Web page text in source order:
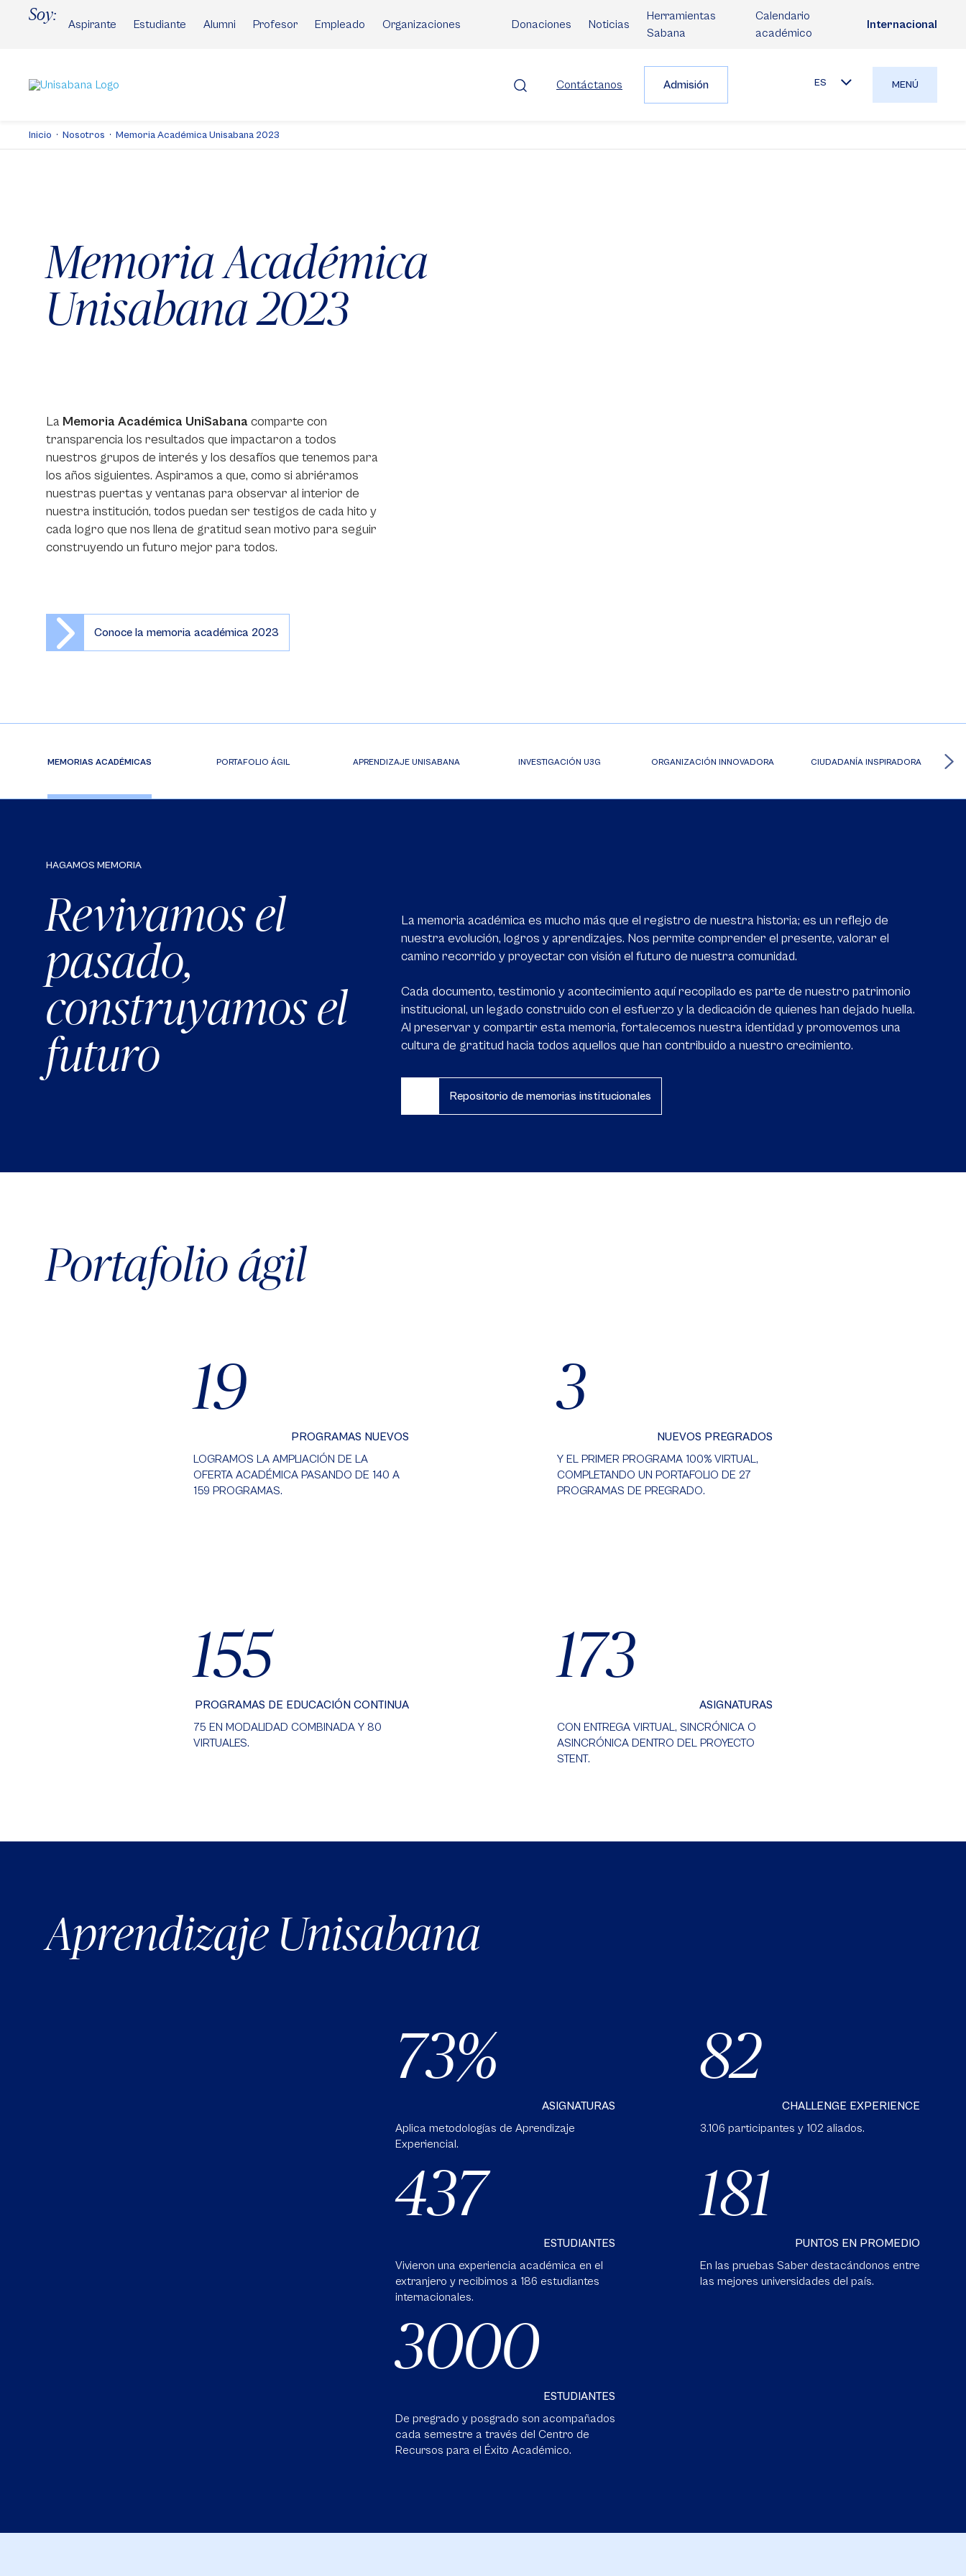
Soy:
Aspirante Estudiante Alumni Profesor Empleado Organizaciones Donaciones Noticias
Herramientas
Sabana
Calendario
académico
Internacional
Contáctanos Admisión ES MENÚ
Inicio Nosotros Memoria Académica Unisabana 2023
Memoria Académica
Unisabana 2023
La Memoria Académica UniSabana comparte con
transparencia los resultados que impactaron a todos
nuestros grupos de interés y los desafíos que tenemos para
los años siguientes. Aspiramos a que, como si abriéramos
nuestras puertas y ventanas para observar al interior de
nuestra institución, todos puedan ser testigos de cada hito y
cada logro que nos llena de gratitud sean motivo para seguir
construyendo un futuro mejor para todos.
Conoce la memoria académica 2023
MEMORIAS ACADÉMICAS PORTAFOLIO ÁGIL APRENDIZAJE UNISABANA INVESTIGACIÓN U3G ORGANIZACIÓN INNOVADORA CIUDADANÍA INSPIRADORA
HAGAMOS MEMORIA
Revivamos el
pasado,
construyamos el
futuro
La memoria académica es mucho más que el registro de nuestra historia; es un reflejo de
nuestra evolución, logros y aprendizajes. Nos permite comprender el presente, valorar el
camino recorrido y proyectar con visión el futuro de nuestra comunidad.
Cada documento, testimonio y acontecimiento aquí recopilado es parte de nuestro patrimonio
institucional, un legado construido con el esfuerzo y la dedicación de quienes han dejado huella.
Al preservar y compartir esta memoria, fortalecemos nuestra identidad y promovemos una
cultura de gratitud hacia todos aquellos que han contribuido a nuestro crecimiento.
Repositorio de memorias institucionales
Portafolio ágil
19
PROGRAMAS NUEVOS
LOGRAMOS LA AMPLIACIÓN DE LA
OFERTA ACADÉMICA PASANDO DE 140 A
159 PROGRAMAS.
3
NUEVOS PREGRADOS
Y EL PRIMER PROGRAMA 100% VIRTUAL,
COMPLETANDO UN PORTAFOLIO DE 27
PROGRAMAS DE PREGRADO.
155
PROGRAMAS DE EDUCACIÓN CONTINUA
75 EN MODALIDAD COMBINADA Y 80
VIRTUALES.
173
ASIGNATURAS
CON ENTREGA VIRTUAL, SINCRÓNICA O
ASINCRÓNICA DENTRO DEL PROYECTO
STENT.
Aprendizaje Unisabana
73
ASIGNATURAS
Aplica metodologías de Aprendizaje
Experiencial.
82
CHALLENGE EXPERIENCE
3.106 participantes y 102 aliados.
437
ESTUDIANTES
Vivieron una experiencia académica en el
extranjero y recibimos a 186 estudiantes
internacionales.
181
PUNTOS EN PROMEDIO
En las pruebas Saber destacándonos entre
las mejores universidades del país.
3000
ESTUDIANTES
De pregrado y posgrado son acompañados
cada semestre a través del Centro de
Recursos para el Éxito Académico.